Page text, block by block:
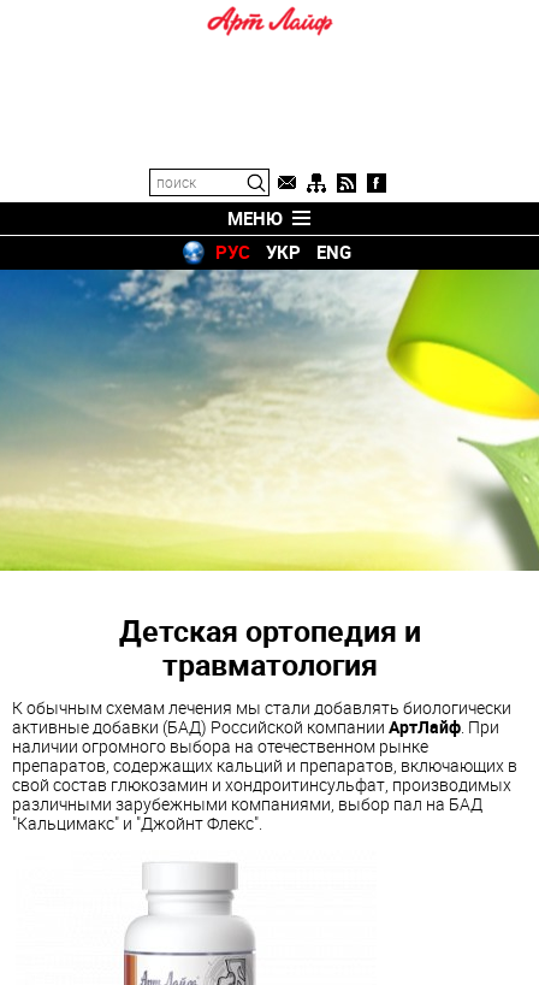
МЕНЮ
РУС
УКР ENG
Детская ортопедия и
травматология
К обычным схемам лечения мы стали добавлять биологически
активные добавки (БАД) Российской компании АртЛайф. При
наличии огромного выбора на отечественном рынке
препаратов, содержащих кальций и препаратов, включающих в
свой состав глюкозамин и хондроитинсульфат, производимых
различными зарубежными компаниями, выбор пал на БАД
"Кальцимакс" и "Джойнт Флекс".